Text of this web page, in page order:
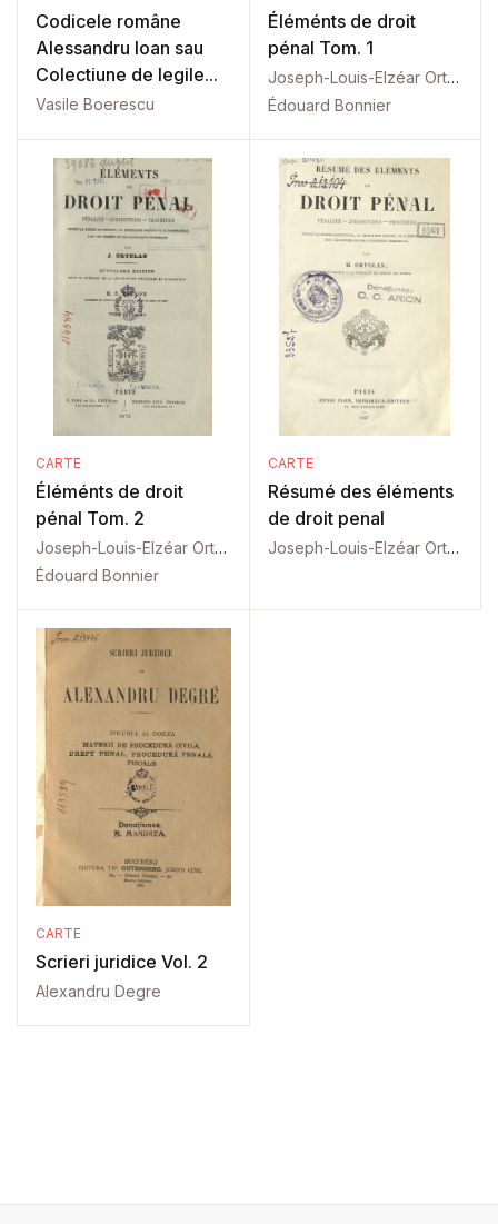
Codicele române
Alessandru Ioan sau
Colectiune de legile...
Vasile Boerescu
Éléménts de droit
pénal Tom. 1
Joseph-Louis-Elzéar Ortolan
Édouard Bonnier
CARTE
Éléménts de droit
pénal Tom. 2
Joseph-Louis-Elzéar Ortolan
Édouard Bonnier
CARTE
Résumé des éléments
de droit penal
Joseph-Louis-Elzéar Ortolan
CARTE
Scrieri juridice Vol. 2
Alexandru Degre